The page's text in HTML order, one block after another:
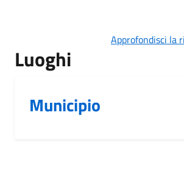
Approfondisci la
Luoghi
Municipio